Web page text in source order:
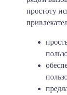
простоту